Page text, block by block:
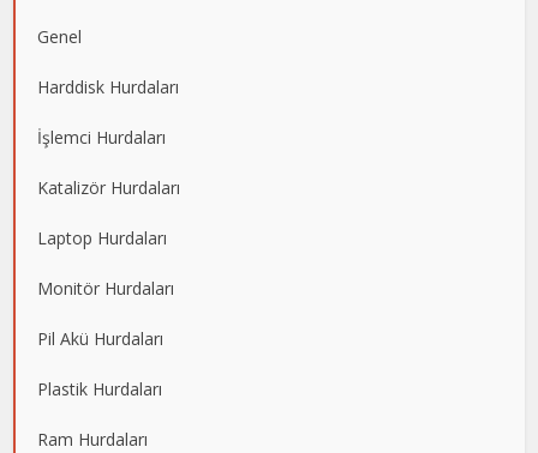
Genel
Harddisk Hurdaları
İşlemci Hurdaları
Katalizör Hurdaları
Laptop Hurdaları
Monitör Hurdaları
Pil Akü Hurdaları
Plastik Hurdaları
Ram Hurdaları